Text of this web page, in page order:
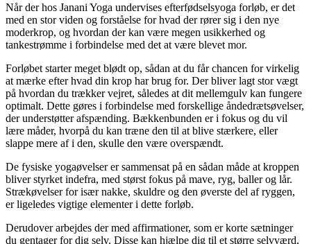
Når der hos Janani Yoga undervises efterfødselsyoga forløb, er det
med en stor viden og forståelse for hvad der rører sig i den nye
moderkrop, og hvordan der kan være megen usikkerhed og
tankestrømme i forbindelse med det at være blevet mor.
Forløbet starter meget blødt op, sådan at du får chancen for virkelig
at mærke efter hvad din krop har brug for. Der bliver lagt stor vægt
på hvordan du trækker vejret, således at dit mellemgulv kan fungere
optimalt. Dette gøres i forbindelse med forskellige åndedrætsøvelser,
der understøtter afspænding. Bækkenbunden er i fokus og du vil
lære måder, hvorpå du kan træne den til at blive stærkere, eller
slappe mere af i den, skulle den være overspændt.
De fysiske yogaøvelser er sammensat på en sådan måde at kroppen
bliver styrket indefra, med størst fokus på mave, ryg, baller og lår.
Strækøvelser for især nakke, skuldre og den øverste del af ryggen,
er ligeledes vigtige elementer i dette forløb.
Derudover arbejdes der med affirmationer, som er korte sætninger
du gentager for dig selv. Disse kan hjælpe dig til et større selvværd,